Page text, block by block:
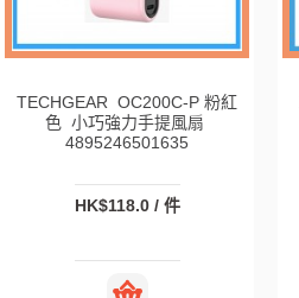
TECHGEAR OC200C-P 粉紅
色 小巧強力手提風扇
4895246501635
HK$118.0 / 件